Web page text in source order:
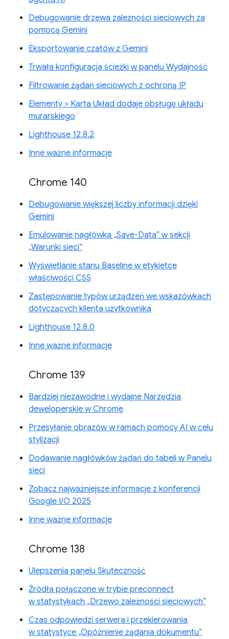
Debugowanie drzewa zależności sieciowych za
pomocą Gemini
Eksportowanie czatów z Gemini
Trwała konfiguracja ścieżki w panelu Wydajność
Filtrowanie żądań sieciowych z ochroną IP
Elementy > Karta Układ dodaje obsługę układu
murarskiego
Lighthouse 12.8.2
Inne ważne informacje
Chrome 140
Debugowanie większej liczby informacji dzięki
Gemini
Emulowanie nagłówka „Save-Data” w sekcji
„Warunki sieci”
Wyświetlanie stanu Baseline w etykietce
właściwości CSS
Zastępowanie typów urządzeń we wskazówkach
dotyczących klienta użytkownika
Lighthouse 12.8.0
Inne ważne informacje
Chrome 139
Bardziej niezawodne i wydajne Narzędzia
deweloperskie w Chrome
Przesyłanie obrazów w ramach pomocy AI w celu
stylizacji
Dodawanie nagłówków żądań do tabeli w Panelu
sieci
Zobacz najważniejsze informacje z konferencji
Google I/O 2025
Inne ważne informacje
Chrome 138
Ulepszenia panelu Skuteczność
Źródła połączone w trybie preconnect
w statystykach „Drzewo zależności sieciowych”
Czas odpowiedzi serwera i przekierowania
w statystyce „Opóźnienie żądania dokumentu”